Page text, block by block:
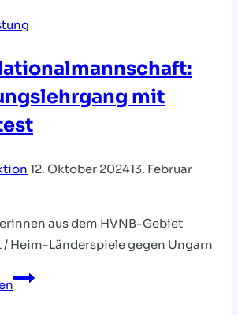
mit
12. Oktober 202413. Februar
aus dem HVNB-Gebiet
Heim-Länderspiele gegen Ungarn
U19-